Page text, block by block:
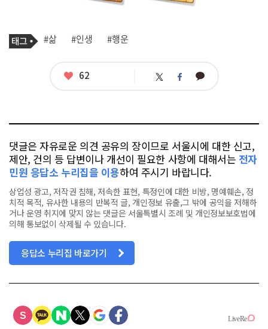
기
사
태
그
#삶 #인생 #행운
좋
62 트 페 카
댓글은 자유로운 의견 공유의 장이므로 서울시에 대한 신고,
제안, 건의 등 답변이나 개선이 필요한 사항에 대해서는 전자
민원 응답소 누리집을 이용하여 주시기 바랍니다.
상업성 광고, 저작권 침해, 저속한 표현, 특정인에 대한 비방, 명예훼손, 정
치적 목적, 유사한 내용의 반복적 글, 개인정보 유출,그 밖에 공익을 저해하
거나 운영 취지에 맞지 않는 댓글은 서울특별시 조례 및 개인정보보호법에
의해 통보없이 삭제될 수 있습니다.
응답소 누리집 바로가기